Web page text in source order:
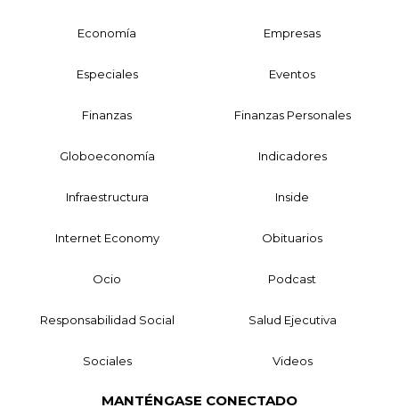
Economía Empresas
Especiales Eventos
Finanzas Finanzas Personales
Globoeconomía Indicadores
Infraestructura Inside
Internet Economy Obituarios
Ocio Podcast
Responsabilidad Social Salud Ejecutiva
Sociales Videos
MANTÉNGASE CONECTADO